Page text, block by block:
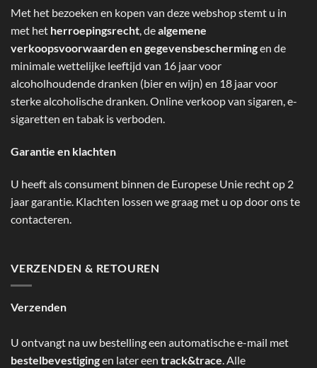
Met het bezoeken en kopen van deze webshop stemt u in
met het herroepingsrecht, dealgemene
verkoopsvoorwaarden en gegevensbeschermingen de
minimale wettelijke leeftijd van 16 jaar voor
alcoholhoudende dranken (bier en wijn) en 18 jaar voor
sterke alcoholische dranken. Online verkoop van sigaren, e-
sigaretten en tabak is verboden.
Garantie en klachten
U heeft als consument binnen de Europese Unie recht op 2
jaar garantie. Klachten lossen we graag met u op door ons te
contacteren.
VERZENDEN & RETOUREN
Verzenden
U ontvangt na uw bestelling een automatische e-mail met
bestelbevestigingen later een track&trace. Alle